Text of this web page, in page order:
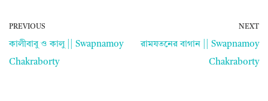
PREVIOUS
কালীবাবু ও কালু || Swapnamoy
Chakraborty
NEXT
রামযতনের বাগান || Swapnamoy
Chakraborty